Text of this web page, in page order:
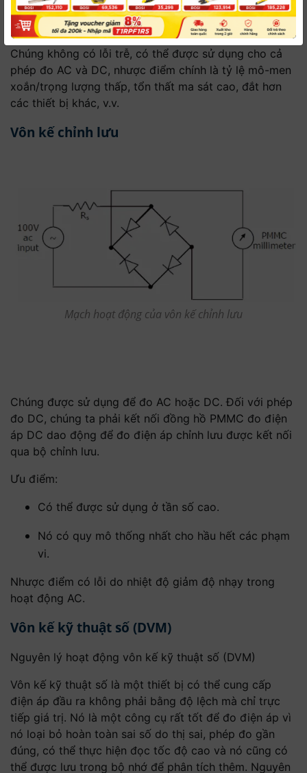
M = Độ tự cảm của cuộn dây.
Chúng không có lỗi trễ, có thể được sử dụng cho cả
phép đo AC và DC, nhược điểm chính là tỷ lệ mô-men
xoắn/trọng lượng thấp, tổn thất ma sát cao, đắt hơn
các thiết bị khác, v.v.
Vôn kế chỉnh lưu
Mạch hoạt động của vôn kế chỉnh lưu
Chúng được sử dụng để đo AC hoặc DC. Đối với phép
đo DC, chúng ta phải kết nối đồng hồ PMMC đo điện
áp DC dao động để đo điện áp chỉnh lưu được kết nối
qua bộ chỉnh lưu.
Ưu điểm:
Có thể được sử dụng ở tần số cao.
Nó có quy mô thống nhất cho hầu hết các phạm
vi.
Nhược điểm có lỗi do nhiệt độ giảm độ nhạy trong
hoạt động AC.
Vôn kế kỹ thuật số (DVM)
Nguyên lý hoạt động vôn kế kỹ thuật số (DVM)
Vôn kế kỹ thuật số là một thiết bị có thể cung cấp
điện áp đầu ra không phải bằng độ lệch mà chỉ trực
tiếp giá trị. Nó là một công cụ rất tốt để đo điện áp vì
nó loại bỏ hoàn toàn sai số do thị sai, phép đo gần
đúng, có thể thực hiện đọc tốc độ cao và nó cũng có
thể được lưu trong bộ nhớ để phân tích thêm. Nguyên